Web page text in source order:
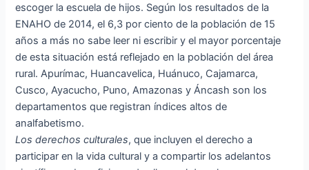
escoger la escuela de hijos. Según los resultados de la
ENAHO de 2014, el 6,3 por ciento de la población de 15
años a más no sabe leer ni escribir y el mayor porcentaje
de esta situación está reflejado en la población del área
rural. Apurímac, Huancavelica, Huánuco, Cajamarca,
Cusco, Ayacucho, Puno, Amazonas y Áncash son los
departamentos que registran índices altos de
analfabetismo.
Los derechos culturales, que incluyen el derecho a
participar en la vida cultural y a compartir los adelantos